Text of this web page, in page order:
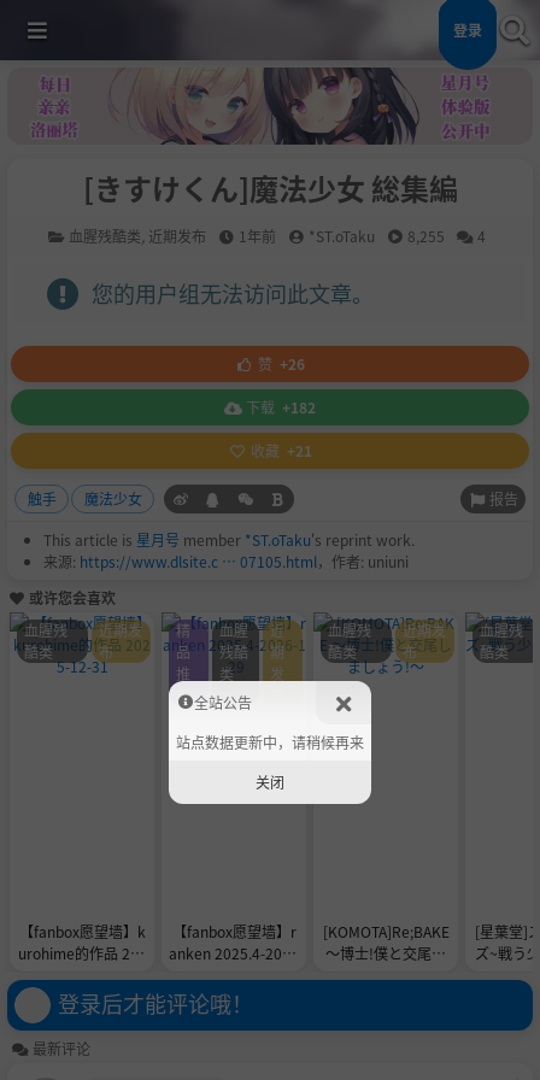
登录
[きすけくん]魔法少女 総集編
血腥残酷类 近期发布 1年前 *ST.oTaku 8,255 4
您的用户组无法访问此文章。
赞 +26
下载 +182
收藏 +21
触手 魔法少女 报告
This article is 星月号 member *ST.oTaku's reprint work.
来源: https://www.dlsite.c … 07105.html，作者: uniuni
或许您会喜欢
【fanbox愿望墙】k
urohime的作品 202
血腥残
酷类
近期发
布
【fanbox愿望墙】r
anken 2025.4-2026
精
品
推
荐
血腥
残酷
类
近
期
发
[KOMOTA]Re;BAKE
～博士!僕と交尾し
血腥残
酷类
近期发
布
[星葉堂]
ズ~戦う
血腥残
酷类
登录后才能评论哦！
最新评论
全站公告
站点数据更新中，请稍候再来
关闭